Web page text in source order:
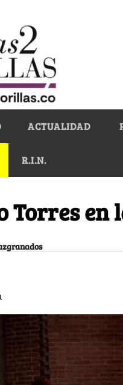
ACTUALIDAD
R.I.N.
Torres